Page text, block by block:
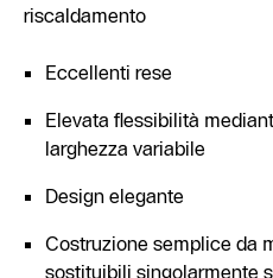
riscaldamento
Eccellenti rese
Elevata flessibilità
larghezza variabile
Design elegante
Costruzione semplice da
sostituibili singolarmente